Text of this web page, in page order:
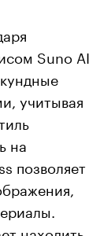
Suno AI
учитывая
на
позволяет